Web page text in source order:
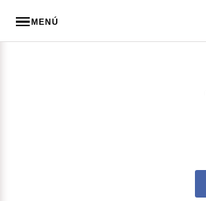
MENÚ